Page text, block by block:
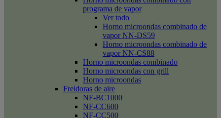
programa de vapor
Ver todo
Horno microondas combinado de
vapor NN-DS59
Horno microondas combinado de
vapor NN-CS88
Horno microondas combinado
Horno microondas con grill
Horno microondas
Freidoras de aire
NF-BC1000
NF-CC600
NF-CC500